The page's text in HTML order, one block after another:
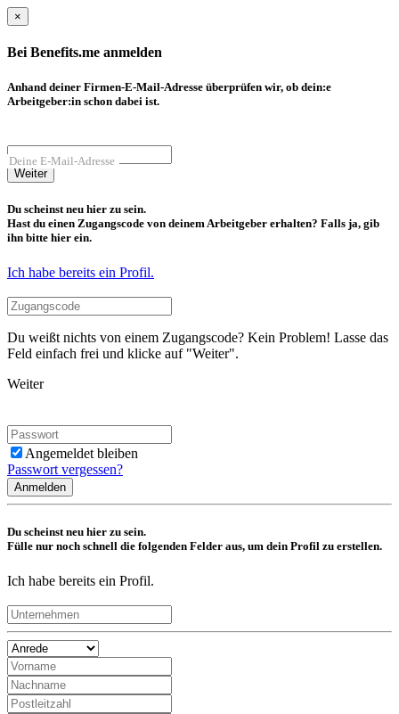
×
Bei Benefits.me anmelden
Anhand deiner Firmen-E-Mail-Adresse überprüfen wir, ob dein:e
Arbeitgeber:in schon dabei ist.
Deine E-Mail-Adresse
Weiter
Du scheinst neu hier zu sein.
Hast du einen Zugangscode von deinem Arbeitgeber erhalten? Falls ja, gib
ihn bitte hier ein.
Ich habe bereits ein Profil.
Du weißt nichts von einem Zugangscode? Kein Problem! Lasse das
Feld einfach frei und klicke auf "Weiter".
Weiter
Angemeldet bleiben
Passwort vergessen?
Anmelden
Du scheinst neu hier zu sein.
Fülle nur noch schnell die folgenden Felder aus, um dein Profil zu erstellen.
Ich habe bereits ein Profil.